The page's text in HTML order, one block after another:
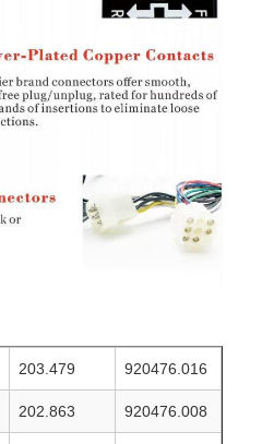
920476.016
203.479
920476.008
202.863